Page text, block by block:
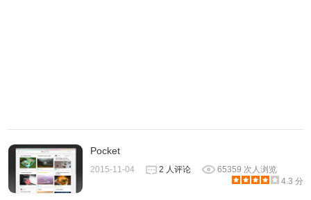
Pocket
2015-11-04 2 人评论
65359 次人浏览
4.3 分